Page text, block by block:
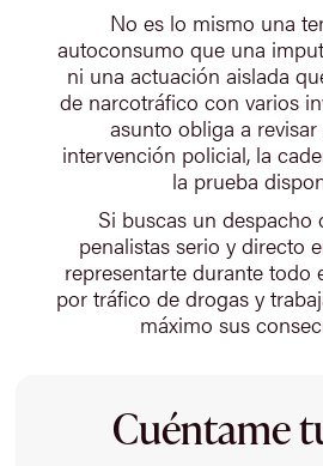
No es lo mismo una
autoconsumo que una
ni una actuación aislada
de narcotráfico con varios
asunto obliga a
intervención policial, la
la prueba
Si buscas un despacho
penalistas serio y directo
representarte durante todo
por tráfico de drogas y
máximo sus
Cuéntame